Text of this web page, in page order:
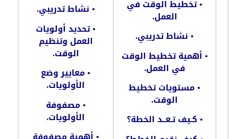
•تخطيط الوقت في
العمل.
•نشاطتدريبي.
•أهمية تخطيط الوقت
في العمل.
•مستوياتتخطيط
الوقت.
•كـيف تـعــد الخطة؟
•نشاطتدريبي.
•تحديدأولويات
العمل وتنظيم
الوقت.
•معاييروضع
الأولويات.
•مصفوفة
الأولويات.